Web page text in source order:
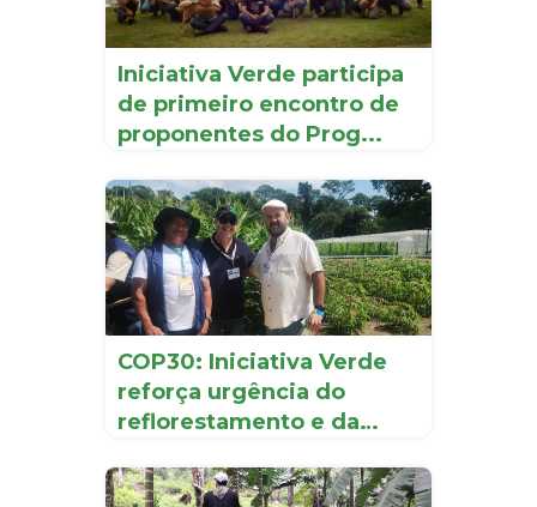
Iniciativa Verde participa
de primeiro encontro de
proponentes do Prog...
COP30: Iniciativa Verde
reforça urgência do
reflorestamento e da